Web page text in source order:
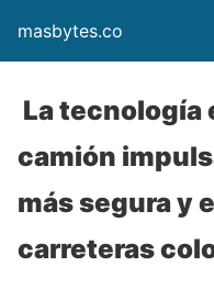
masbytes.co
La tecnología
camión
más segura y
carreteras